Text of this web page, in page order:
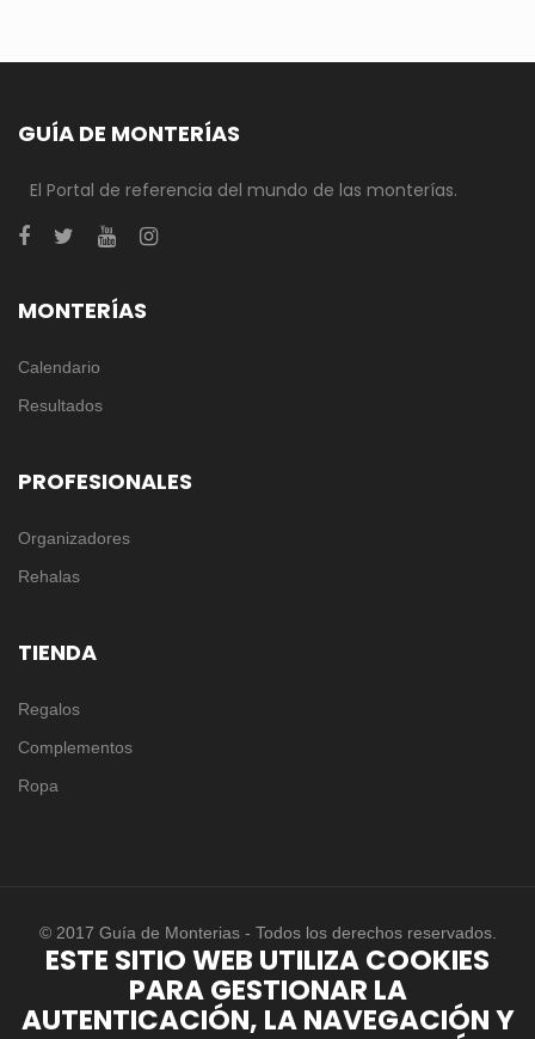
GUÍA DE MONTERÍAS
El Portal de referencia del mundo de las monterías.
MONTERÍAS
Calendario
Resultados
PROFESIONALES
Organizadores
Rehalas
TIENDA
Regalos
Complementos
Ropa
© 2017 Guía de Monterias - Todos los derechos reservados.
ESTE SITIO WEB UTILIZA COOKIES
PARA GESTIONAR LA
AUTENTICACIÓN, LA NAVEGACIÓN Y